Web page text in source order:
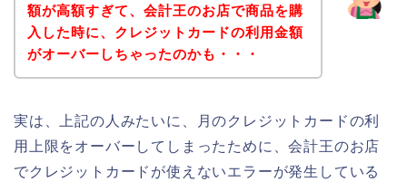
額が高額すぎて、会計王のお店で商品を購
入した時に、クレジットカードの利用金額
がオーバーしちゃったのかも・・・
実は、上記の人みたいに、月のクレジットカードの利
用上限をオーバーしてしまったために、会計王のお店
でクレジットカードが使えないエラーが発生している